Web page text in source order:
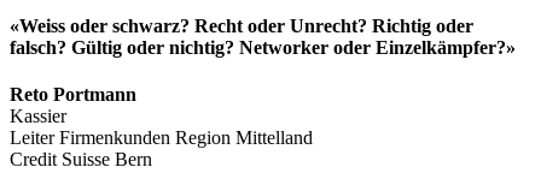
«Weiss oder schwarz? Recht oder Unrecht? Richtig oder
falsch? Gültig oder nichtig? Networker oder Einzelkämpfer?»
Reto Portmann
Kassier
Leiter Firmenkunden Region Mittelland
Credit Suisse Bern